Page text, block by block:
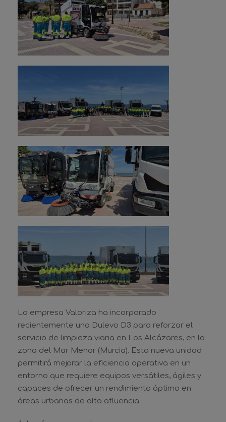
La empresa Valoriza ha incorporado
recientemente una Dulevo D3 para reforzar el
servicio de limpieza viaria en Los Alcázares, en la
zona del Mar Menor (Murcia). Esta nueva unidad
permitirá mejorar la eficiencia operativa en un
entorno que requiere equipos versátiles, ágiles y
capaces de ofrecer un rendimiento óptimo en
áreas urbanas de alta afluencia.